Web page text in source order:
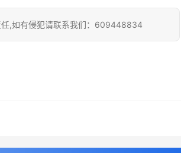
任,如有侵犯请联系我们：609448834